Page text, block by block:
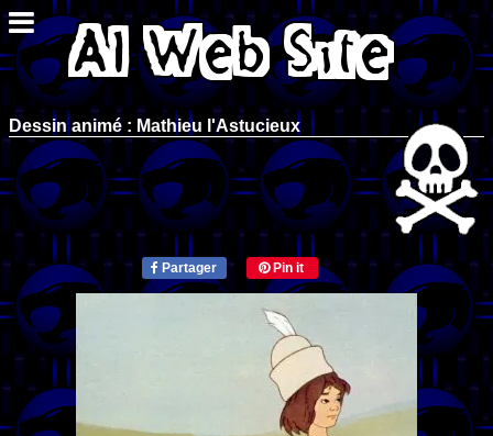
Dessin animé : Mathieu l'Astucieux
Partager Pin it